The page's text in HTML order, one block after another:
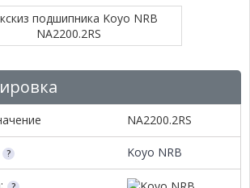
NA2200.2RS
Koyo NRB